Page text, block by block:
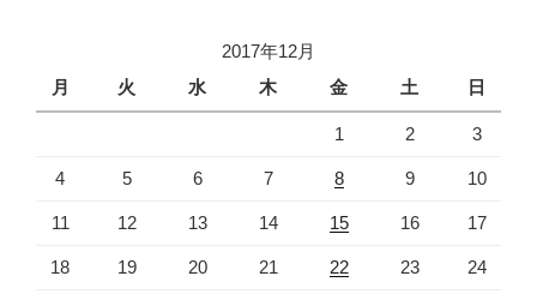
2017年12月
月
火 水 木 金 土 日
1 2 3
4 5 6 7 8 9 10
11 12 13 14 15 16 17
18 19 20 21 22 23 24